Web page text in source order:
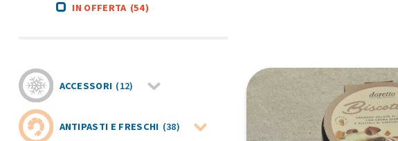
IN OFFERTA (54)
ACCESSORI (12)
ANTIPASTI E FRESCHI (38)